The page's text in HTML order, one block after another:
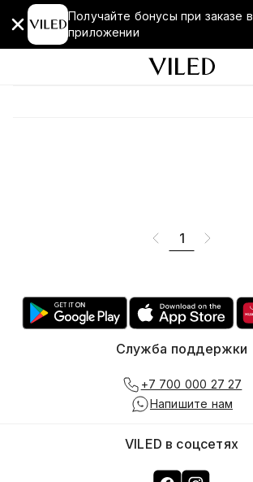
Получайте бонусы при заказе в
приложении
1
VILED в соцсетях
Служба поддержки
+7 700 000 27 27
Напишите нам